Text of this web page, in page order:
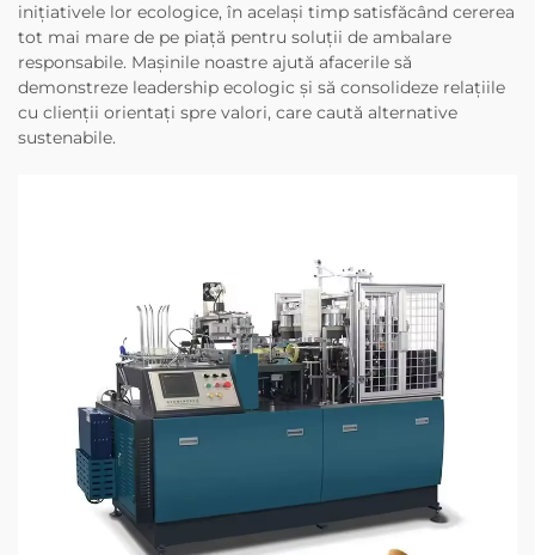
inițiativele lor ecologice, în același timp satisfăcând cererea
tot mai mare de pe piață pentru soluții de ambalare
responsabile. Mașinile noastre ajută afacerile să
demonstreze leadership ecologic și să consolideze relațiile
cu clienții orientați spre valori, care caută alternative
sustenabile.